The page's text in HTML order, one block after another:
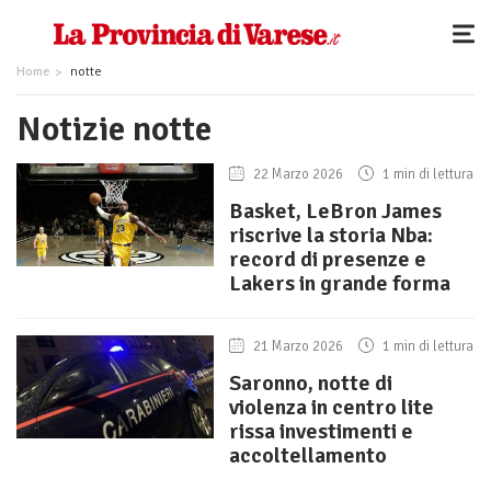
Home notte
Notizie notte
22 Marzo 2026 1 min di lettura
Basket, LeBron James
riscrive la storia Nba:
record di presenze e
Lakers in grande forma
21 Marzo 2026 1 min di lettura
Saronno, notte di
violenza in centro lite
rissa investimenti e
accoltellamento